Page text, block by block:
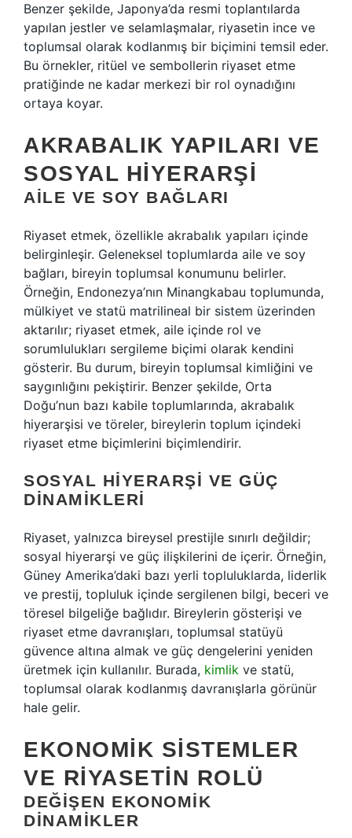
Benzer şekilde, Japonya’da resmi toplantılarda
yapılan jestler ve selamlaşmalar, riyasetin ince ve
toplumsal olarak kodlanmış bir biçimini temsil eder.
Bu örnekler, ritüel ve sembollerin riyaset etme
pratiğinde ne kadar merkezi bir rol oynadığını
ortaya koyar.
AKRABALIK YAPILARI VE
SOSYAL HIYERARŞI
AILE VE SOY BAĞLARI
Riyaset etmek, özellikle akrabalık yapıları içinde
belirginleşir. Geleneksel toplumlarda aile ve soy
bağları, bireyin toplumsal konumunu belirler.
Örneğin, Endonezya’nın Minangkabau toplumunda,
mülkiyet ve statü matrilineal bir sistem üzerinden
aktarılır; riyaset etmek, aile içinde rol ve
sorumlulukları sergileme biçimi olarak kendini
gösterir. Bu durum, bireyin toplumsal kimliğini ve
saygınlığını pekiştirir. Benzer şekilde, Orta
Doğu’nun bazı kabile toplumlarında, akrabalık
hiyerarşisi ve töreler, bireylerin toplum içindeki
riyaset etme biçimlerini biçimlendirir.
SOSYAL HIYERARŞI VE GÜÇ
DINAMIKLERI
Riyaset, yalnızca bireysel prestijle sınırlı değildir;
sosyal hiyerarşi ve güç ilişkilerini de içerir. Örneğin,
Güney Amerika’daki bazı yerli topluluklarda, liderlik
ve prestij, topluluk içinde sergilenen bilgi, beceri ve
töresel bilgeliğe bağlıdır. Bireylerin gösterişi ve
riyaset etme davranışları, toplumsal statüyü
güvence altına almak ve güç dengelerini yeniden
üretmek için kullanılır. Burada, kimlik ve statü,
toplumsal olarak kodlanmış davranışlarla görünür
hale gelir.
EKONOMIK SISTEMLER
VE RIYASETIN ROLÜ
DEĞIŞEN EKONOMIK
DINAMIKLER